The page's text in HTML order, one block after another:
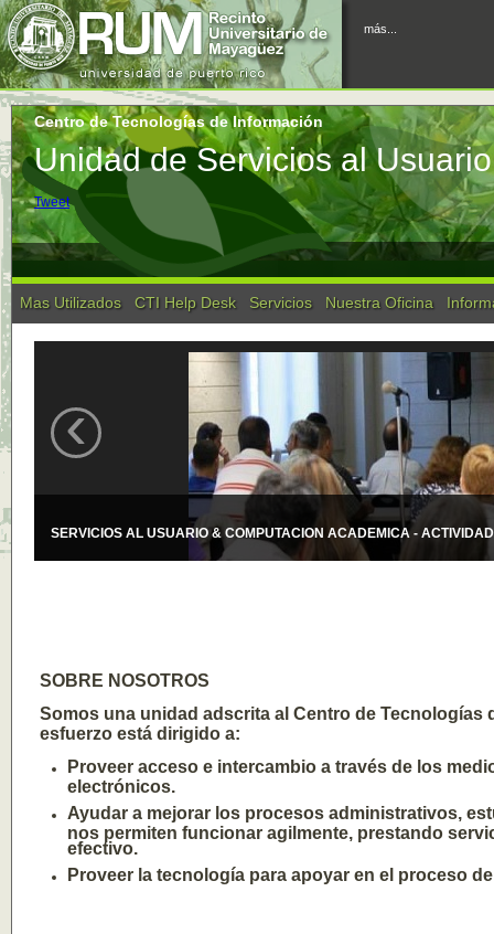
más...
Centro de Tecnologías de Información
Unidad de Servicios al
Tweet
Mas Utilizados CTI Help Desk Servicios Nuestra Oficina
SERVICIOS AL USUARIO & COMPUTACION ACADEMICA -
‹
SOBRE NOSOTROS
Somos una unidad adscrita al Centro de
esfuerzo está dirigido a:
Proveer acceso e intercambio a través de los
electrónicos.
Ayudar a mejorar los procesos administrativos,
nos permiten funcionar agilmente, prestando
efectivo.
Proveer la tecnología para apoyar en el proceso